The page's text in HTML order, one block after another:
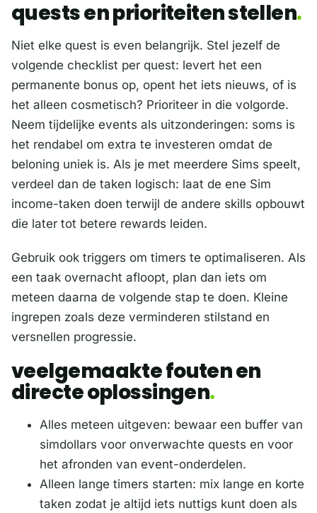
quests en prioriteiten stellen
Niet elke quest is even belangrijk. Stel jezelf de
volgende checklist per quest: levert het een
permanente bonus op, opent het iets nieuws, of is
het alleen cosmetisch? Prioriteer in die volgorde.
Neem tijdelijke events als uitzonderingen: soms is
het rendabel om extra te investeren omdat de
beloning uniek is. Als je met meerdere Sims speelt,
verdeel dan de taken logisch: laat de ene Sim
income-taken doen terwijl de andere skills opbouwt
die later tot betere rewards leiden.
Gebruik ook triggers om timers te optimaliseren. Als
een taak overnacht afloopt, plan dan iets om
meteen daarna de volgende stap te doen. Kleine
ingrepen zoals deze verminderen stilstand en
versnellen progressie.
veelgemaakte fouten en
directe oplossingen
Alles meteen uitgeven: bewaar een buffer van
simdollars voor onverwachte quests en voor
het afronden van event-onderdelen.
Alleen lange timers starten: mix lange en korte
taken zodat je altijd iets nuttigs kunt doen als